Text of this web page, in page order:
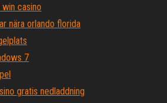
casino
nära orlando florida
7
gratis nedladdning